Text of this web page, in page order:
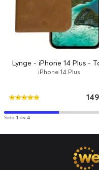
Lynge - iPhone 14 Plus -
iPhone 14 Plus
Sida 1 av 4